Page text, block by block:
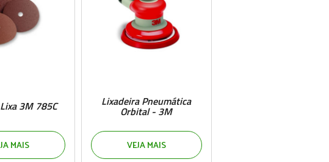
3M 785C
MAIS
Lixadeira Pneumática
Orbital - 3M
VEJA MAIS